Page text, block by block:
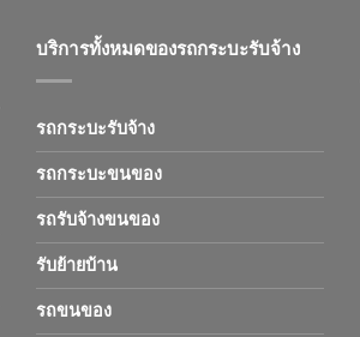
บริการทั้งหมดของรถกระบะรับจ้าง
รถกระบะรับจ้าง
รถกระบะขนของ
รถรับจ้างขนของ
รับย้ายบ้าน
รถขนของ